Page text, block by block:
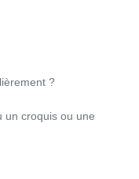
?
un croquis ou une